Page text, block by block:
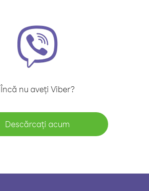
Încă nu aveți Viber?
Descărcați acum